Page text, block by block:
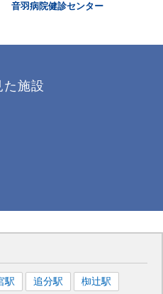
音羽病院健診センター
た施設
駅 追分駅 椥辻駅